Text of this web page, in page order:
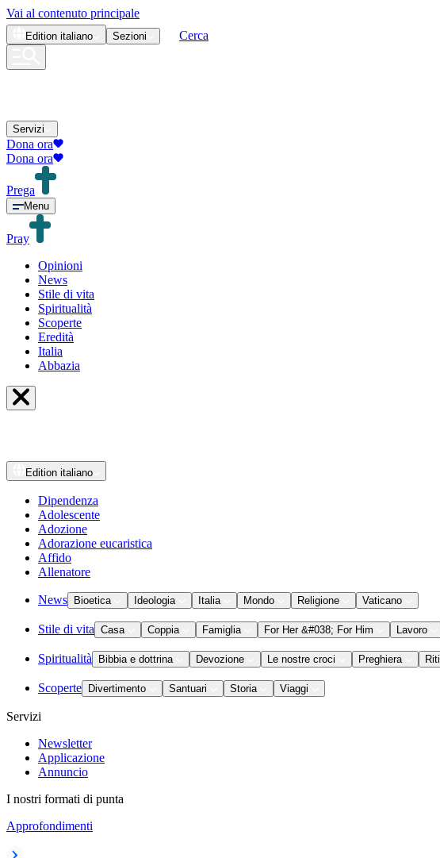
Vai al contenuto principale
Edition italiano Sezioni Cerca
Servizi
Dona ora
Dona ora
Prega
Menu
Pray
Opinioni
News
Stile di vita
Spiritualità
Scoperte
Eredità
Italia
Abbazia
Edition italiano
Dipendenza
Adolescente
Adozione
Adorazione eucaristica
Affido
Allenatore
News Bioetica Ideologia Italia Mondo Religione Vaticano
Stile di vita Casa Coppia Famiglia For Her &#038; For Him Lavoro
Spiritualità Bibbia e dottrina Devozione Le nostre croci Preghiera Riti
Scoperte Divertimento Santuari Storia Viaggi
Servizi
Newsletter
Applicazione
Annuncio
I nostri formati di punta
Approfondimenti